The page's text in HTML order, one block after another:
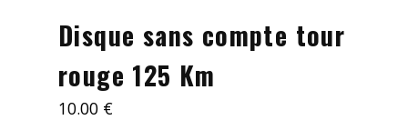
Disque sans compte tour
rouge 125 Km
10.00 €